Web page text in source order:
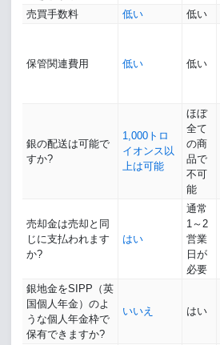
売買手数料 低い 低い
保管関連費用 低い 低い
銀の配送は可能で
すか?
1,000トロ
イオンス以
上は可能
ほぼ
全て
の商
品で
不可
能
売却金は売却と同
じに支払われます
か?
はい
通常
1～2
営業
日が
必要
銀地金をSIPP（英
国個人年金）のよ
うな個人年金枠で
保有できますか?
いいえ はい